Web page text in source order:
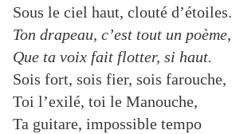
Sous le ciel haut, clouté d’étoiles.
Ton drapeau, c’est tout un poème,
Que ta voix fait flotter, si haut.
Sois fort, sois fier, sois farouche,
Toi l’exilé, toi le Manouche,
Ta guitare, impossible tempo